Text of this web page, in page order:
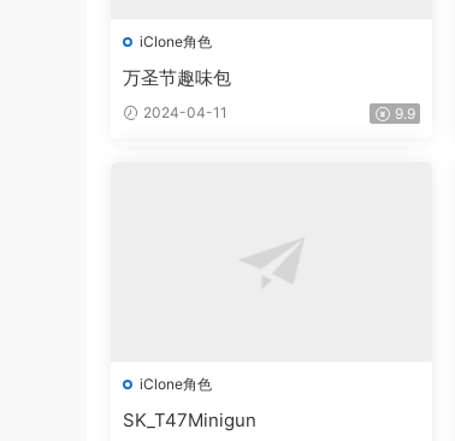
iClone角色
万圣节趣味包
2024-04-11 9.9
iClone角色
SK_T47Minigun